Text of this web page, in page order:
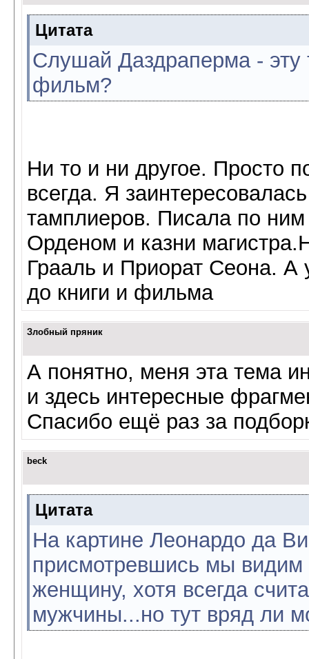
Цитата
Слушай Даздраперма - эту
фильм?
Ни то и ни другое. Просто
всегда. Я
тамплиеров. Писала по
Орденом и казни
Грааль и Приорат Сеона. А
до книги и фильма
Злобный пряник
А понятно, меня эта тема
и здесь интересные
Спасибо ещё раз за
beck
Цитата
На картине Леонардо да
присмотревшись мы видим
женщину, хотя всегда
мужчины...но тут вряд ли